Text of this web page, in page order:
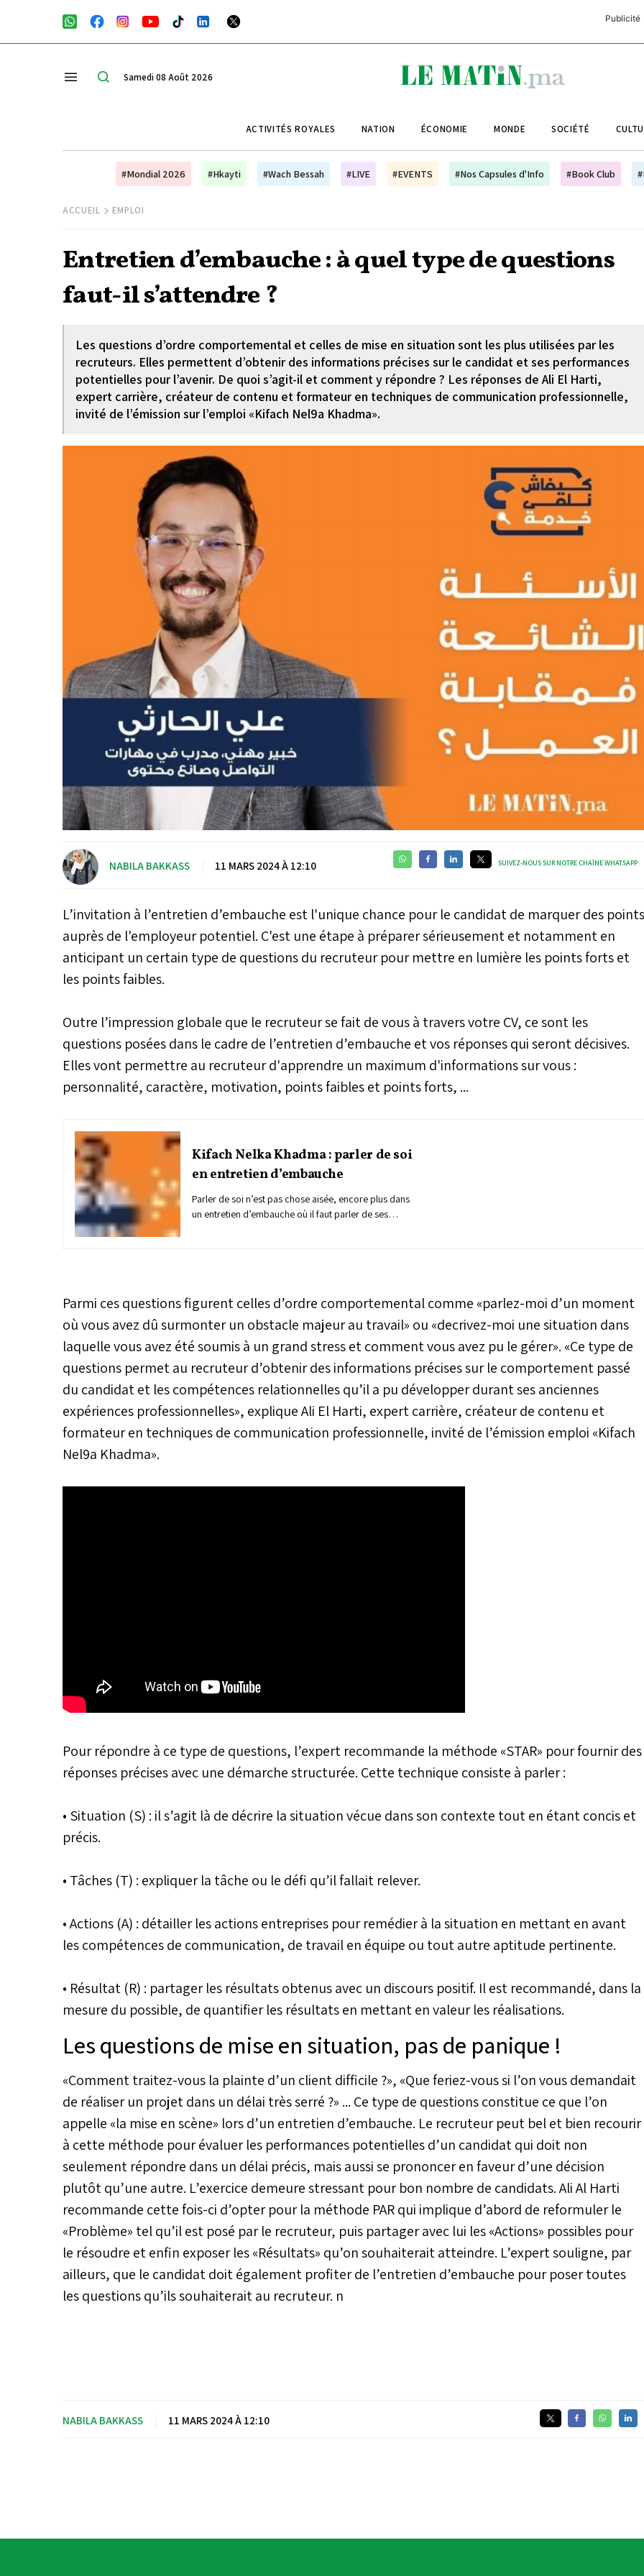
Publicité
Samedi 08 Août 2026
ACTIVITÉS ROYALES NATION ÉCONOMIE MONDE SOCIÉTÉ
#Mondial 2026 #Hkayti #Wach Bessah #LIVE #EVENTS #Nos Capsules d'Info #Book Club
ACCUEIL EMPLOI
Entretien d’embauche : à quel type de questions
faut-il s’attendre ?
Les questions d’ordre comportemental et celles de mise en situation sont les plus utilisées par les
recruteurs. Elles permettent d’obtenir des informations précises sur le candidat et ses performances
potentielles pour l’avenir. De quoi s’agit-il et comment y répondre ? Les réponses de Ali El Harti,
expert carrière, créateur de contenu et formateur en techniques de communication professionnelle,
invité de l’émission sur l’emploi «Kifach Nel9a Khadma».
NABILA BAKKASS 11 MARS 2024 À 12:10 SUIVEZ-NOUS SUR NOTRE CHAÎNE WHATSAPP
L’invitation à l’entretien d’embauche est l'unique chance pour le candidat de marquer des points
auprès de l'employeur potentiel. C'est une étape à préparer sérieusement et notamment en
anticipant un certain type de questions du recruteur pour mettre en lumière les points forts et
les points faibles.
Outre l’impression globale que le recruteur se fait de vous à travers votre CV, ce sont les
questions posées dans le cadre de l’entretien d’embauche et vos réponses qui seront décisives.
Elles vont permettre au recruteur d'apprendre un maximum d'informations sur vous :
personnalité, caractère, motivation, points faibles et points forts, ...
Kifach Nelka Khadma : parler de soi
en entretien d’embauche
Parler de soi n’est pas chose aisée, encore plus dans
un entretien d’embauche où il faut parler de ses
Parmi ces questions figurent celles d’ordre comportemental comme «parlez-moi d’un moment
où vous avez dû surmonter un obstacle majeur au travail» ou «decrivez-moi une situation dans
laquelle vous avez été soumis à un grand stress et comment vous avez pu le gérer». «Ce type de
questions permet au recruteur d’obtenir des informations précises sur le comportement passé
du candidat et les compétences relationnelles qu’il a pu développer durant ses anciennes
expériences professionnelles», explique Ali El Harti, expert carrière, créateur de contenu et
formateur en techniques de communication professionnelle, invité de l’émission emploi «Kifach
Nel9a Khadma».
Pour répondre à ce type de questions, l’expert recommande la méthode «STAR» pour fournir des
réponses précises avec une démarche structurée. Cette technique consiste à parler :
• Situation (S) : il s’agit là de décrire la situation vécue dans son contexte tout en étant concis et
précis.
• Tâches (T) : expliquer la tâche ou le défi qu’il fallait relever.
• Actions (A) : détailler les actions entreprises pour remédier à la situation en mettant en avant
les compétences de communication, de travail en équipe ou tout autre aptitude pertinente.
• Résultat (R) : partager les résultats obtenus avec un discours positif. Il est recommandé, dans la
mesure du possible, de quantifier les résultats en mettant en valeur les réalisations.
Les questions de mise en situation, pas de panique !
«Comment traitez-vous la plainte d’un client difficile ?», «Que feriez-vous si l’on vous demandait
de réaliser un projet dans un délai très serré ?» ... Ce type de questions constitue ce que l’on
appelle «la mise en scène» lors d’un entretien d’embauche. Le recruteur peut bel et bien recourir
à cette méthode pour évaluer les performances potentielles d’un candidat qui doit non
seulement répondre dans un délai précis, mais aussi se prononcer en faveur d’une décision
plutôt qu’une autre. L’exercice demeure stressant pour bon nombre de candidats. Ali Al Harti
recommande cette fois-ci d’opter pour la méthode PAR qui implique d’abord de reformuler le
«Problème» tel qu’il est posé par le recruteur, puis partager avec lui les «Actions» possibles pour
le résoudre et enfin exposer les «Résultats» qu’on souhaiterait atteindre. L’expert souligne, par
ailleurs, que le candidat doit également profiter de l’entretien d’embauche pour poser toutes
les questions qu’ils souhaiterait au recruteur. n
NABILA BAKKASS 11 MARS 2024 À 12:10